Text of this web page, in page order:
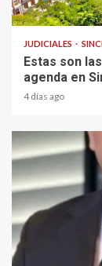
2 min read
JUDICIALES
Estas son
agenda en
4 días ago